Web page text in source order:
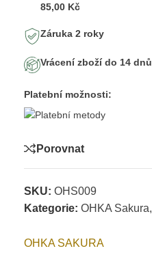
85,00 Kč
Záruka 2 roky
Vrácení zboží do 14 dnů
Platební možnosti:
Porovnat
SKU: OHS009
Kategorie: OHKA Sakura,
OHKA SAKURA